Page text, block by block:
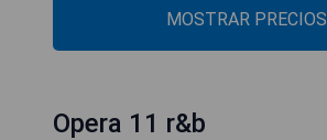
MOSTRAR PRECIOS
Opera 11 r&b